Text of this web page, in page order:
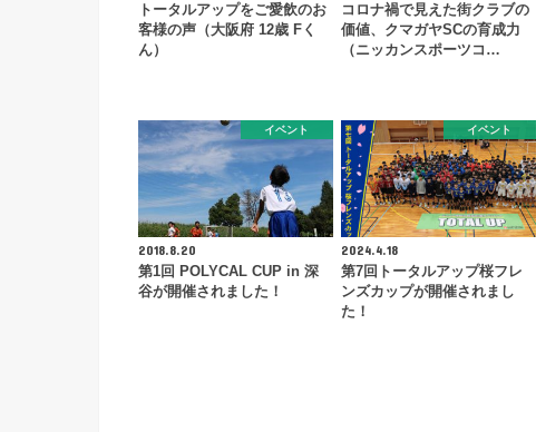
トータルアップをご愛飲のお
客様の声（大阪府 12歳 Fく
ん）
コロナ禍で見えた街クラブの
価値、クマガヤSCの育成力
（ニッカンスポーツコ…
イベント
2018.8.20
第1回 POLYCAL CUP in 深
谷が開催されました！
イベント
2024.4.18
第7回トータルアップ桜フレ
ンズカップが開催されまし
た！